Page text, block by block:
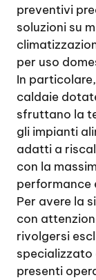
preventivi
soluzioni su
per uso
In
caldaie
sfruttano la
gli impianti
adatti a
con la
performance
Per avere la
con
rivolgersi
specializzato
presenti